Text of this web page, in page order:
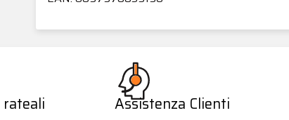
Assistenza Clienti